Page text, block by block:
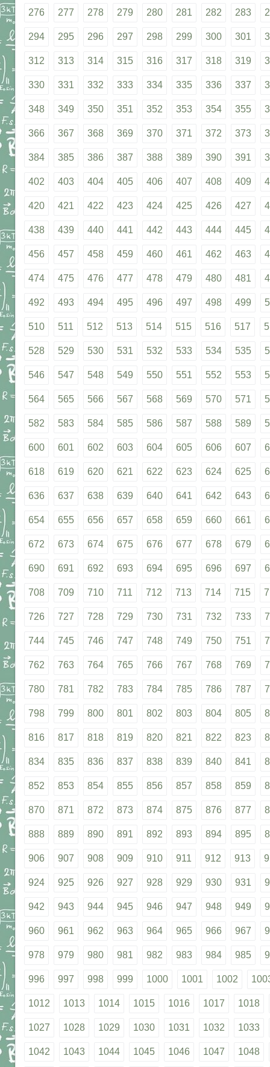
276 277 278 279 280 281 282 283
294 295 296 297 298 299 300 301
312 313 314 315 316 317 318 319
330 331 332 333 334 335 336 337
348 349 350 351 352 353 354 355
366 367 368 369 370 371 372 373
384 385 386 387 388 389 390 391
402 403 404 405 406 407 408 409
420 421 422 423 424 425 426 427
438 439 440 441 442 443 444 445
456 457 458 459 460 461 462 463
474 475 476 477 478 479 480 481
492 493 494 495 496 497 498 499
510 511 512 513 514 515 516 517
528 529 530 531 532 533 534 535
546 547 548 549 550 551 552 553
564 565 566 567 568 569 570 571
582 583 584 585 586 587 588 589
600 601 602 603 604 605 606 607
618 619 620 621 622 623 624 625
636 637 638 639 640 641 642 643
654 655 656 657 658 659 660 661
672 673 674 675 676 677 678 679
690 691 692 693 694 695 696 697
708 709 710 711 712 713 714 715
726 727 728 729 730 731 732 733
744 745 746 747 748 749 750 751
762 763 764 765 766 767 768 769
780 781 782 783 784 785 786 787
798 799 800 801 802 803 804 805
816 817 818 819 820 821 822 823
834 835 836 837 838 839 840 841
852 853 854 855 856 857 858 859
870 871 872 873 874 875 876 877
888 889 890 891 892 893 894 895
906 907 908 909 910 911 912 913
924 925 926 927 928 929 930 931
942 943 944 945 946 947 948 949
960 961 962 963 964 965 966 967
978 979 980 981 982 983 984 985
996 997 998 999 1000 1001 1002
1012 1013 1014 1015 1016 1017 1018
1027 1028 1029 1030 1031 1032 1033
1042 1043 1044 1045 1046 1047 1048